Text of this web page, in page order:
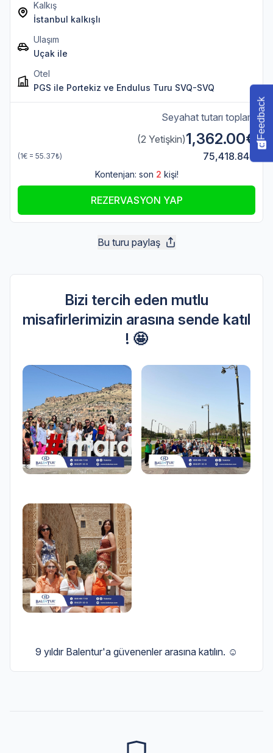
Kalkış
İstanbul kalkışlı
Ulaşım
Uçak ile
Otel
PGS ile Portekiz ve Endulus Turu SVQ-SVQ
Seyahat tutarı toplam
(2 Yetişkin)1,362.00€
(1€ = 55.37₺) 75,418.84₺
Kontenjan: son 2 kişi!
REZERVASYON YAP
Bu turu paylaş
Bizi tercih eden mutlu
misafirlerimizin arasına sende katıl
! 🤩
9 yıldır Balentur'a güvenenler arasına katılın. ☺️
Feedback